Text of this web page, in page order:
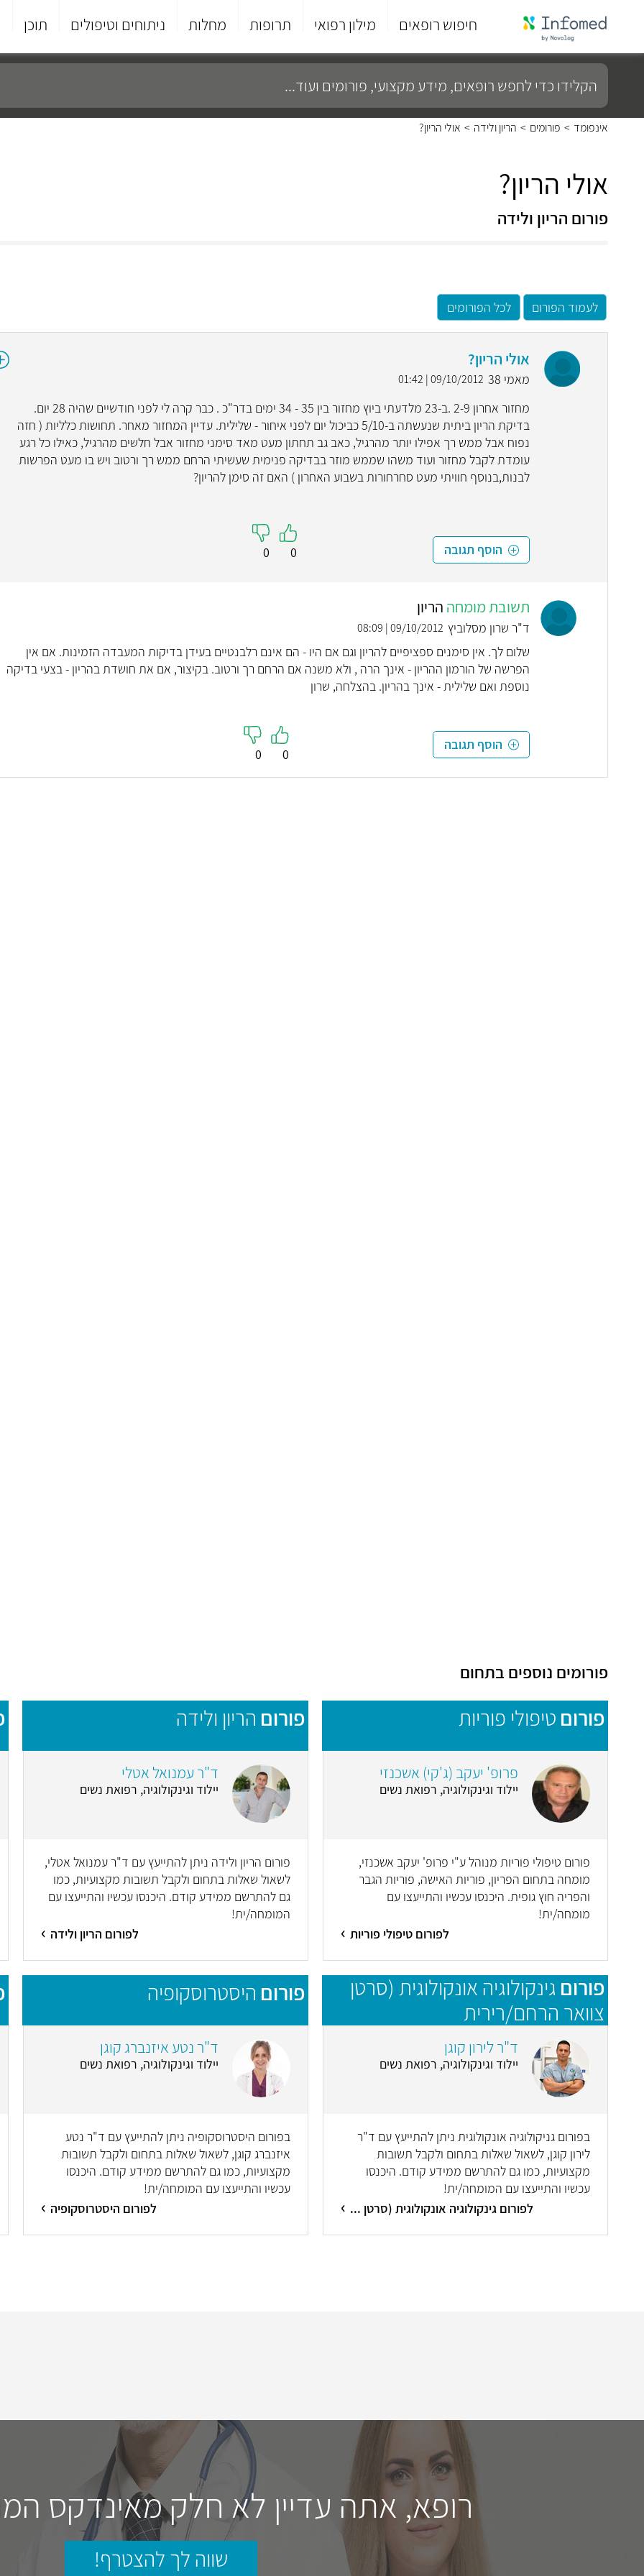
חיפוש רופאים מילון רפואי תרופות מחלות ניתוחים וטיפולים תוכן
סוף
התפריט
הקלידו
כדי
לחפש
רופאים,
מידע
מקצועי,
אינפומד > פורומים > הריון ולידה > אולי הריון?
אולי הריון?
פורום הריון ולידה
לעמוד הפורום לכל הפורומים
אולי הריון?
מאמי 38 09/10/2012 | 01:42
מחזור אחרון 2-9 .ב-23 מלדעתי ביוץ מחזור בין 35 - 34 ימים בדר"כ . כבר קרה לי לפני חודשיים שהיה 28 יום.
בדיקת הריון ביתית שנעשתה ב-5/10 כביכול יום לפני איחור - שלילית. עדיין המחזור מאחר. תחושות כלליות ( חזה
נפוח אבל ממש רך אפילו יותר מהרגיל, כאב גב תחתון מעט מאד סימני מחזור אבל חלשים מהרגיל, כאילו כל רגע
עומדת לקבל מחזור ועוד משהו שממש מוזר בבדיקה פנימית שעשיתי הרחם ממש רך ורטוב ויש בו מעט הפרשות
לבנות,בנוסף חוויתי מעט סחרחורות בשבוע האחרון ) האם זה סימן להריון?
הוסף תגובה 0
0
תשובת מומחה הריון
ד"ר שרון מסלוביץ 09/10/2012 | 08:09
שלום לך. אין סימנים ספציפיים להריון וגם אם היו - הם אינם רלבנטיים בעידן בדיקות המעבדה הזמינות. אם אין
הפרשה של הורמון ההריון - אינך הרה , ולא משנה אם הרחם רך ורטוב. בקיצור, אם את חושדת בהריון - בצעי בדיקה
נוספת ואם שלילית - אינך בהריון. בהצלחה, שרון
הוסף תגובה
0
0
גיל המעבר וזכיתי
פורומים נוספים בתחום
פורום טיפולי פוריות
פרופ' יעקב (ג'קי) אשכנזי
יילוד וגינקולוגיה, רפואת נשים
פורום טיפולי פוריות מנוהל ע"י פרופ' יעקב אשכנזי,
מומחה בתחום הפריון, פוריות האישה, פוריות הגבר
והפריה חוץ גופית. היכנסו עכשיו והתייעצו עם
מומחה/ית!
לפורום טיפולי פוריות
פורום הריון ולידה
ד"ר עמנואל אטלי
יילוד וגינקולוגיה, רפואת נשים
פורום הריון ולידה ניתן להתייעץ עם ד"ר עמנואל אטלי,
לשאול שאלות בתחום ולקבל תשובות מקצועיות, כמו
גם להתרשם ממידע קודם. היכנסו עכשיו והתייעצו עם
המומחה/ית!
לפורום הריון ולידה
פורום גינקולוגיה אונקולוגית (סרטן
צוואר הרחם/רירית
הרחם/שחלות/סרטן העריה)
ד"ר לירון קוגן
יילוד וגינקולוגיה, רפואת נשים
בפורום גניקולוגיה אונקולוגית ניתן להתייעץ עם ד"ר
לירון קוגן, לשאול שאלות בתחום ולקבל תשובות
מקצועיות, כמו גם להתרשם ממידע קודם. היכנסו
עכשיו והתייעצו עם המומחה/ית!
לפורום גינקולוגיה אונקולוגית (סרטן ...
פורום היסטרוסקופיה
ד"ר נטע איזנברג קוגן
יילוד וגינקולוגיה, רפואת נשים
בפורום היסטרוסקופיה ניתן להתייעץ עם ד"ר נטע
איזנברג קוגן, לשאול שאלות בתחום ולקבל תשובות
מקצועיות, כמו גם להתרשם ממידע קודם. היכנסו
עכשיו והתייעצו עם המומחה/ית!
לפורום היסטרוסקופיה
רופא, אתה עדיין לא חלק מאינדקס
שווה לך להצטרף!